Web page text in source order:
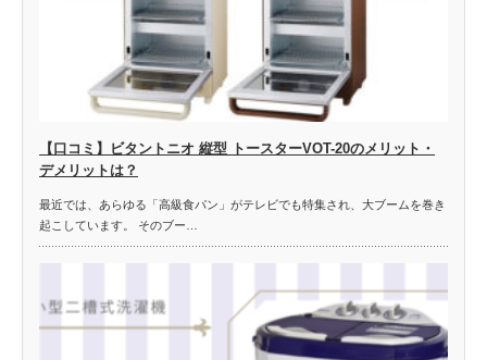
【口コミ】ビタントニオ 縦型 トースターVOT-20のメリット・
デメリットは？
最近では、あらゆる「高級食パン」がテレビでも特集され、大ブームを巻き
起こしています。 そのブー…